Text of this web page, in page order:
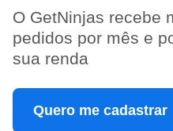
O GetNinjas recebe
pedidos por mês e
sua renda
Quero me cadastrar